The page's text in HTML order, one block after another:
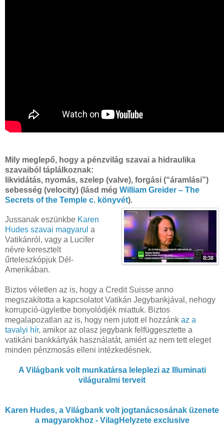
Mily meglepő, hogy a pénzvilág szavai a hidraulika
szavaiból táplálkoznak:
likvidátás, nyomás, szelep (valve), forgási (“áramlási”)
sebesség (velocity) (lásd még William Greider – The
Secrets of the Temple c. könyvét).
Jussanak eszünkbe Karen
Hudes szavai magyarul a
Vatikánról, vagy a Lucifer
névre keresztelt
űrteleszkópjuk Dél-
Amerikában.
Biztos véletlen az is, hogy a Credit Suisse anno
megszakította a kapcsolatot Vatikán Jegybankjával, nehogy
korrupció-ügyletbe bonyolódjék miattuk. Biztos
megalapozatlan az is, hogy nem jutott el hozzánk az a
tavalyi hír, amikor az olasz jegybank felfüggesztette a
vatikáni bankkártyák használatát, amiért az nem tett eleget
minden pénzmosás elleni intézkedésnek.
A Világbank volt munkatársa leleplezi az Illuminati
világuralmi terveit
Karen Hudes, a Világbank volt jogtanácsosának üzenete
a magyarokhoz - VilagHelyzete exclusive